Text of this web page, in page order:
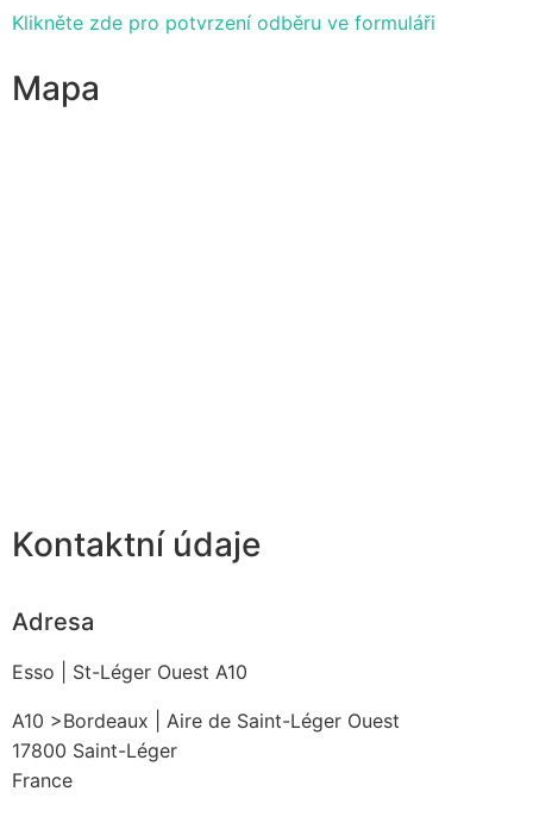
Klikněte zde pro potvrzení odběru ve formuláři
Mapa
Kontaktní údaje
Adresa
Esso | St-Léger Ouest A10
A10 >Bordeaux | Aire de Saint-Léger Ouest
17800 Saint-Léger
France